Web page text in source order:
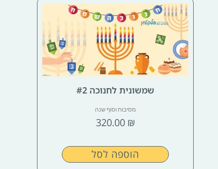
שמשונית לחנוכה #2
מסיבות וסוף שנה
320.00 ₪
הוספה לסל